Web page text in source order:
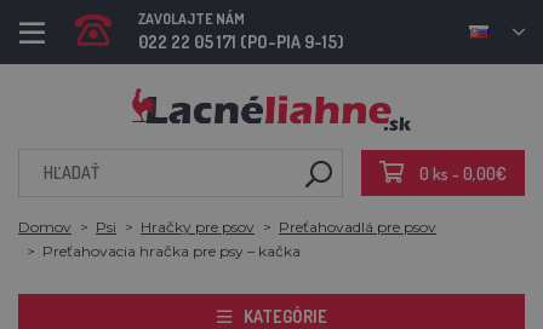
ZAVOLAJTE NÁM
022 22 05 171 (PO-PIA 9-15)
0 ks - 0,00€
Domov Psi Hračky pre psov
Preťahovadlá pre psov
Preťahovacia hračka pre psy – kačka
KATEGÓRIE